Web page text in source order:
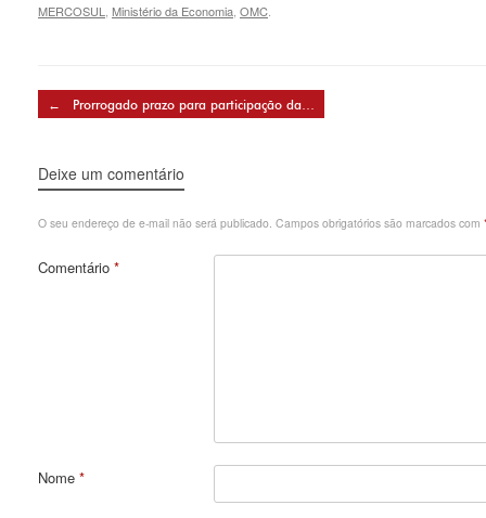
MERCOSUL
Ministério da Economia OMC
Post navigation
← Prorrogado prazo para participação da…
Deixe um comentário
O seu endereço de e-mail não será publicado. Campos obrigatórios são marcados com
Comentário *
Nome *